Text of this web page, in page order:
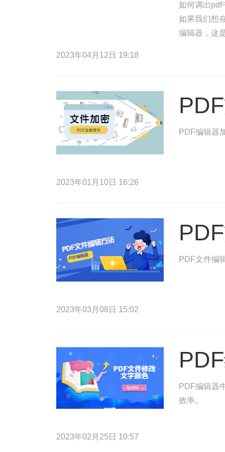
如何调出pdf
如果我们想
编辑器，这
2023年04月12日 19:18
PDF编辑器
2023年01月10日 16:26
PDF文件编
2023年03月08日 15:02
PDF编辑器
效率。
2023年02月25日 10:57